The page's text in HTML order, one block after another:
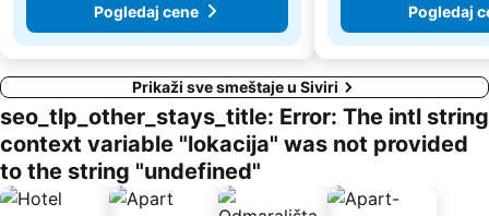
Pogledaj cene
Pogledaj
Prikaži sve smeštaje u Siviri
seo_tlp_other_stays_title: Error: The intl string
context variable "lokacija" was not provided
to the string "undefined"